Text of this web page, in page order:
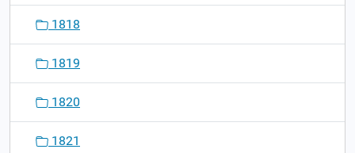
1818
1819
1820
1821